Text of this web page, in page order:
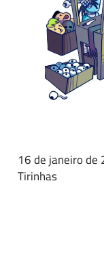
16 de janeiro
Tirinhas